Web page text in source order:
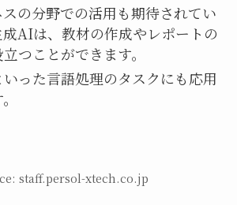
の分野での活用も期待されてい
成AIは、教材の作成やレポートの
つことができます。
った言語処理のタスクにも応用
staff.persol-xtech.co.jp